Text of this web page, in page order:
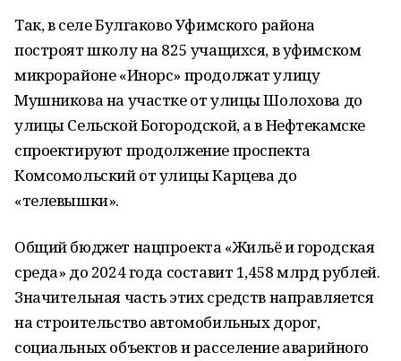
Так, в селе Булгаково Уфимского района
построят школу на 825 учащихся, в уфимском
микрорайоне «Инорс» продолжат улицу
Мушникова на участке от улицы Шолохова до
улицы Сельской Богородской, а в Нефтекамске
спроектируют продолжение проспекта
Комсомольский от улицы Карцева до
«телевышки».
Общий бюджет нацпроекта «Жильё и городская
среда» до 2024 года составит 1,458 млрд рублей.
Значительная часть этих средств направляется
на строительство автомобильных дорог,
социальных объектов и расселение аварийного